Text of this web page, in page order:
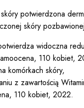
potwierdzona
skóry
widoczna
110 kobiet,
komórkach skóry,
z zawartością
110 kobiet, 2022.